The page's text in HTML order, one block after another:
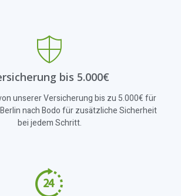
bis 5.000€
unserer Versicherung bis zu 5.000€ für
nach Bodo für zusätzliche Sicherheit
bei jedem Schritt.